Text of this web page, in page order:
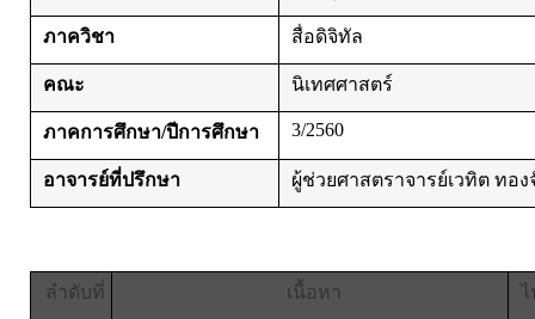
ภาควิชา สื่อดิจิทัล
คณะ นิเทศศาสตร์
ภาคการศึกษา/ปีการศึกษา 3/2560
อาจารย์ที่ปรึกษา ผู้ช่วยศาสตราจารย์เวทิต ทอ
ลำดับที่ เนื้อหา